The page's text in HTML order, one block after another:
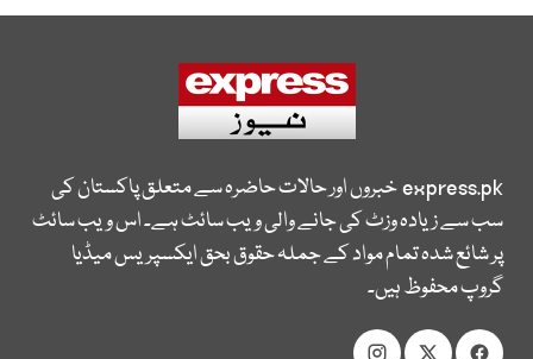
express.pkخبروں اور حالات حاضرہ سے متعلق پاکستان کی
سب سے زیادہ وزٹ کی جانے والی ویب سائٹ ہے۔ اس ویب سائٹ
پر شائع شدہ تمام مواد کے جملہ حقوق بحق ایکسپریس میڈیا
گروپ محفوظ ہیں۔